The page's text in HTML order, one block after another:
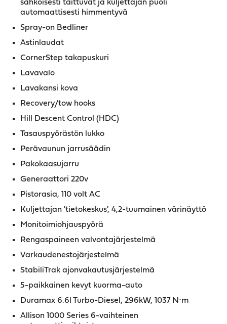
sähköisesti taittuvat ja kuljettajan puoli
automaattisesti himmentyvä
Spray-on Bedliner
Astinlaudat
CornerStep takapuskuri
Lavavalo
Lavakansi kova
Recovery/tow hooks
Hill Descent Control (HDC)
Tasauspyörästön lukko
Perävaunun jarrusäädin
Pakokaasujarru
Generaattori 220v
Pistorasia, 110 volt AC
Kuljettajan 'tietokeskus', 4,2-tuumainen värinäyttö
Monitoimiohjauspyörä
Rengaspaineen valvontajärjestelmä
Varkaudenestojärjestelmä
StabiliTrak ajonvakautusjärjestelmä
5-paikkainen kevyt kuorma-auto
Duramax 6.6l Turbo-Diesel, 296kW, 1037 N⋅m
Allison 1000 Series 6-vaihteinen